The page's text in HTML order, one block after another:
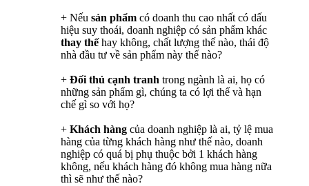
+ Nếu sản phẩm có doanh thu cao nhất có dấu
hiệu suy thoái, doanh nghiệp có sản phẩm khác
thay thếhay không, chất lượng thế nào, thái độ
nhà đầu tư về sản phẩm này thế nào?
+ Đối thủ cạnh tranh trong ngành là ai, họ có
những sản phẩm gì, chúng ta có lợi thế và hạn
chế gì so với họ?
+ Khách hàng của doanh nghiệp là ai, tỷ lệ mua
hàng của từng khách hàng như thế nào, doanh
nghiệp có quá bị phụ thuộc bởi 1 khách hàng
không, nếu khách hàng đó không mua hàng nữa
thì sẽ như thế nào?